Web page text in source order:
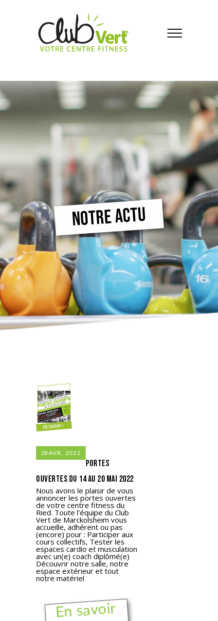
NOTRE ACTU
28AVR, 2022
Portes
ouvertes du 14 au 20 mai 2022
Nous avons le plaisir de vous
annoncer les portes ouvertes
de votre centre fitness du
Ried. Toute l'équipe du Club
Vert de Marckolsheim vous
accueille, adhérent ou pas
(encore) pour : Participer aux
cours collectifs, Tester les
espaces cardio et musculation
avec un(e) coach diplômé(e)
Découvrir notre salle, notre
espace extérieur et tout
notre matériel
En savoir